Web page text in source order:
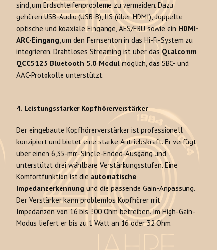
sind, um Erdschleifenprobleme zu vermeiden. Dazu
gehören USB-Audio (USB-B), IIS (über HDMI), doppelte
optische und koaxiale Eingänge, AES/EBU sowie ein HDMI-
ARC-Eingang, um den Fernsehton in das Hi-Fi-System zu
integrieren. Drahtloses Streaming ist über das Qualcomm
QCC5125 Bluetooth 5.0 Modulmöglich, das SBC- und
AAC-Protokolle unterstützt.
4. Leistungsstarker Kopfhörerverstärker
Der eingebaute Kopfhörerverstärker ist professionell
konzipiert und bietet eine starke Antriebskraft. Er verfügt
über einen 6,35-mm-Single-Ended-Ausgang und
unterstützt drei wählbare Verstärkungsstufen. Eine
Komfortfunktion ist die automatische
Impedanzerkennung und die passende Gain-Anpassung.
Der Verstärker kann problemlos Kopfhörer mit
Impedanzen von 16 bis 300 Ohm betreiben. Im High-Gain-
Modus liefert er bis zu 1 Watt an 16 oder 32 Ohm.